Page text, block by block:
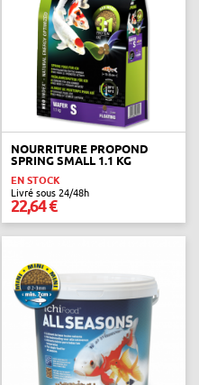
NOURRITURE PROPOND
SPRING SMALL 1.1 KG
EN STOCK
Livré sous 24/48h
22,64 €